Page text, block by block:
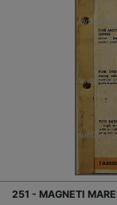
251 - MAGNETI